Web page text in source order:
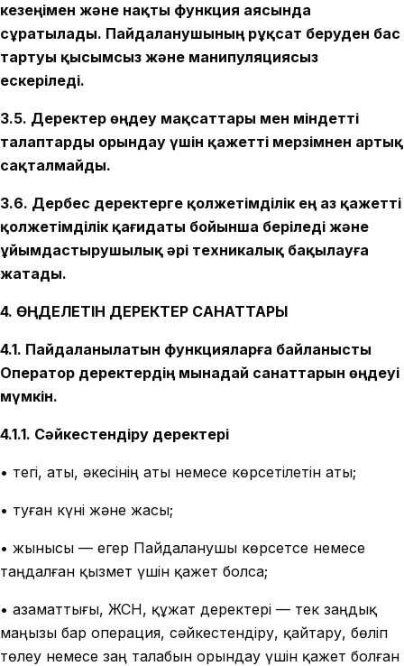
кезеңімен және нақты функция аясында
сұратылады. Пайдаланушының рұқсат беруден бас
тартуы қысымсыз және манипуляциясыз
ескеріледі.
3.5. Деректер өңдеу мақсаттары мен міндетті
талаптарды орындау үшін қажетті мерзімнен артық
сақталмайды.
3.6. Дербес деректерге қолжетімділік ең аз қажетті
қолжетімділік қағидаты бойынша беріледі және
ұйымдастырушылық әрі техникалық бақылауға
жатады.
4. ӨҢДЕЛЕТІН ДЕРЕКТЕР САНАТТАРЫ
4.1. Пайдаланылатын функцияларға байланысты
Оператор деректердің мынадай санаттарын өңдеуі
мүмкін.
4.1.1. Сәйкестендіру деректері
• тегі, аты, әкесінің аты немесе көрсетілетін аты;
• туған күні және жасы;
• жынысы — егер Пайдаланушы көрсетсе немесе
таңдалған қызмет үшін қажет болса;
• азаматтығы, ЖСН, құжат деректері — тек заңдық
маңызы бар операция, сәйкестендіру, қайтару, бөліп
төлеу немесе заң талабын орындау үшін қажет болған